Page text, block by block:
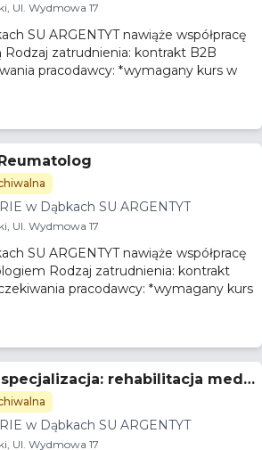
Ul. Wydmowa 17
SU ARGENTYT nawiąże współpracę
*wymagany kurs w
w Dąbkach SU ARGENTYT
Ul. Wydmowa 17
SU ARGENTYT nawiąże współpracę
kontrakt
rehabilitacja medy
w Dąbkach SU ARGENTYT
Ul. Wydmowa 17